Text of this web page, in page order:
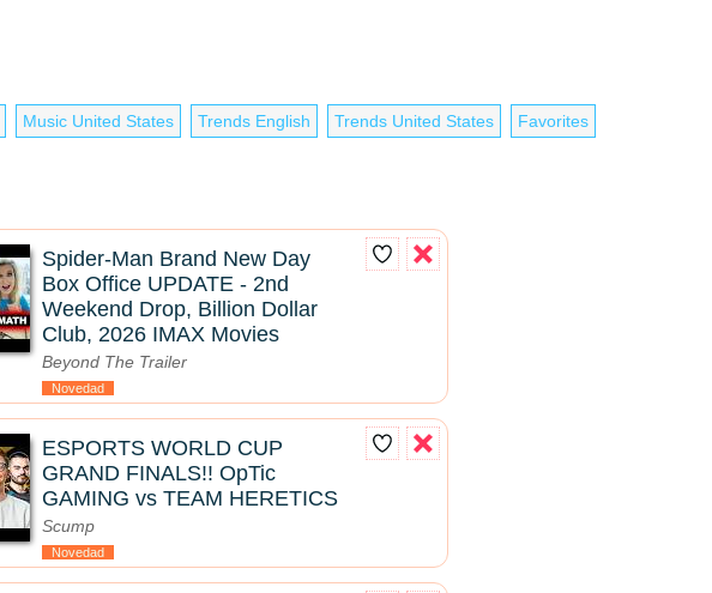
Music United States Trends English Trends United States Favorites
Spider-Man Brand New Day
Box Office UPDATE - 2nd
Weekend Drop, Billion Dollar
Club, 2026 IMAX Movies
Beyond The Trailer
Novedad
ESPORTS WORLD CUP
GRAND FINALS!! OpTic
GAMING vs TEAM HERETICS
Scump
Novedad